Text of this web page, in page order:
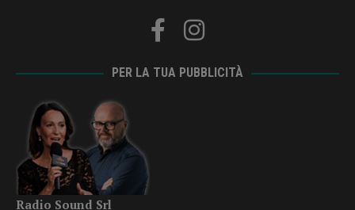
PER LA TUA PUBBLICITÀ
Radio Sound Srl